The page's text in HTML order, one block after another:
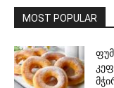
MOST POPULAR